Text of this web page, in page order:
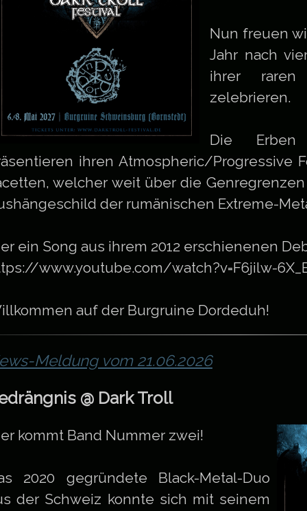
Nun freuen
Jahr nach
ihrer
zelebrieren.
Die
ihren Atmospheric/Progressive
welcher weit über die
der rumänischen Extreme-
ein Song aus ihrem 2012 erschienenen
www.youtube.com/watch?v=F6jilw-
auf der Burgruine Dordeduh!
Meldung vom 21.06.2026
@ Dark Troll
kommt Band Nummer zwei!
2020 gegründete Black-Metal-Duo
der Schweiz konnte sich mit seinem